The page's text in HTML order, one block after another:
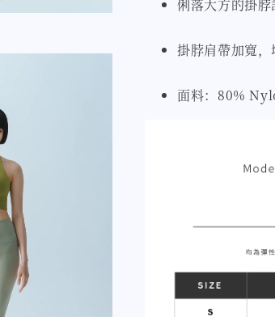
俐落大方的掛
掛脖肩帶加寬
面料：80%